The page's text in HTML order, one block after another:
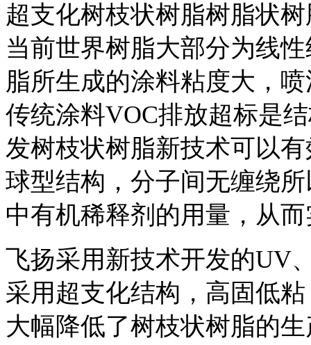
超支化树枝状树脂树脂状
当前世界树脂大部分为线
脂所生成的涂料粘度大，
传统涂料VOC排放超标是
发树枝状树脂新技术可以
球型结构，分子间无缠绕
中有机稀释剂的用量，从
飞扬采用新技术开发的UV
采用超支化结构，高固低
大幅降低了树枝状树脂的